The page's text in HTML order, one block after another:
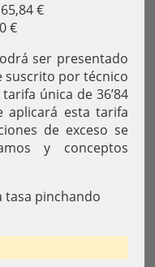
€
€
ser presentado
por técnico
única de 36’84
aplicará esta tarifa
de exceso se
y conceptos
tasa pinchando